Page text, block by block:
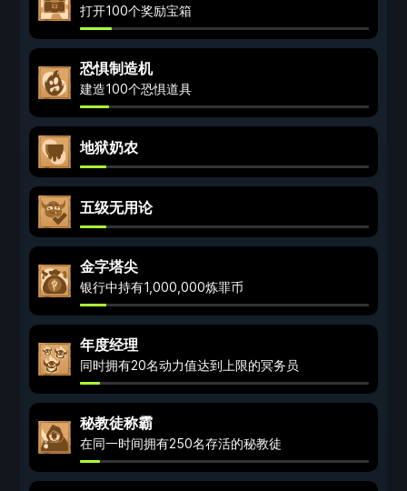
打开100个奖励宝箱
恐惧制造机
建造100个恐惧道具
地狱奶农
五级无用论
金字塔尖
银行中持有1,000,000炼罪币
年度经理
同时拥有20名动力值达到上限的冥务员
秘教徒称霸
在同一时间拥有250名存活的秘教徒